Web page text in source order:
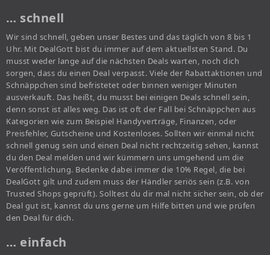
… schnell
Wir sind schnell, geben unser Bestes und das täglich von 8 bis 1
Uhr. Mit DealGott bist du immer auf dem aktuellsten Stand. Du
musst weder lange auf die nächsten Deals warten, noch dich
sorgen, dass du einen Deal verpasst. Viele der Rabattaktionen und
Schnäppchen sind befristetet oder binnen weniger Minuten
ausverkauft. Das heißt, du musst bei einigen Deals schnell sein,
denn sonst ist alles weg. Das ist oft der Fall bei Schnäppchen aus
Kategorien wie zum Beispiel Handyverträge, Finanzen, oder
Preisfehler, Gutscheine und Kostenloses. Sollten wir einmal nicht
schnell genug sein und einen Deal nicht rechtzeitig sehen, kannst
du den Deal melden und wir kümmern uns umgehend um die
Veröffentlichung. Bedenke dabei immer die 10% Regel, die bei
DealGott gilt und zudem muss der Händler seriös sein (z.B. von
Trusted Shops geprüft). Solltest du dir mal nicht sicher sein, ob der
Deal gut ist, kannst du uns gerne um Hilfe bitten und wie prüfen
den Deal für dich.
… einfach